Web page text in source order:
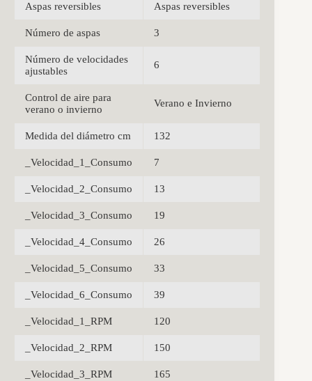
Aspas reversibles Aspas reversibles
Número de aspas 3
Número de velocidades
ajustables
6
Control de aire para
verano o invierno
Verano e Invierno
Medida del diámetro cm 132
_Velocidad_1_Consumo 7
_Velocidad_2_Consumo 13
_Velocidad_3_Consumo 19
_Velocidad_4_Consumo 26
_Velocidad_5_Consumo 33
_Velocidad_6_Consumo 39
_Velocidad_1_RPM 120
_Velocidad_2_RPM 150
_Velocidad_3_RPM 165